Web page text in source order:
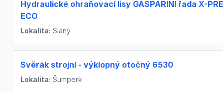
Hydraulické ohraňovací lisy GASPARINI řada X-
ECO
Lokalita: Slaný
Svěrák strojní - výklopný otočný 6530
Lokalita: Šumperk